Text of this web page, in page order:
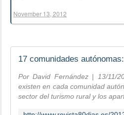
November 13, 2012
Por David Fernández | 13/11/
existen en cada comunidad
sector del turismo rural y los